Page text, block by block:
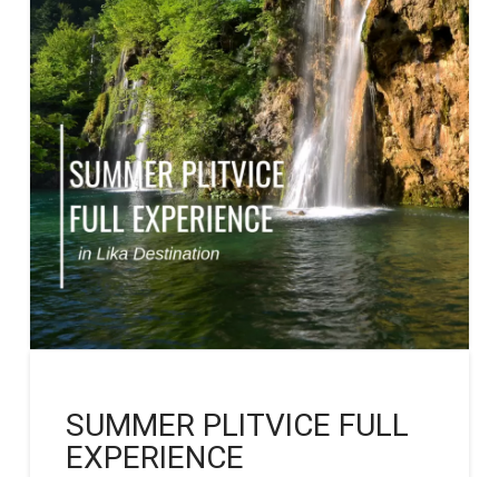
SUMMER PLITVICE FULL
EXPERIENCE